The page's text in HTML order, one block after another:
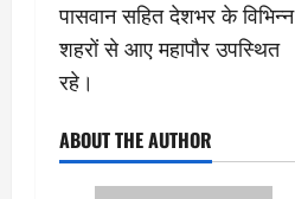
पासवान सहित देशभर के विभिन्न
शहरों से आए महापौर उपस्थित
रहे।
ABOUT THE AUTHOR